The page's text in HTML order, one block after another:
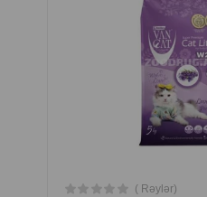
( Rəylər)